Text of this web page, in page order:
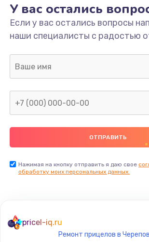
У вас остались
Если у вас остались вопросы
наши специалисты с радостью
Нажимая на кнопку отправить я даю свое
обработку моих персональных данных.
pricel-iq.ru
Ремонт прицелов в